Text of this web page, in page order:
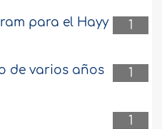
1
para el Hayy
1
de varios años
1